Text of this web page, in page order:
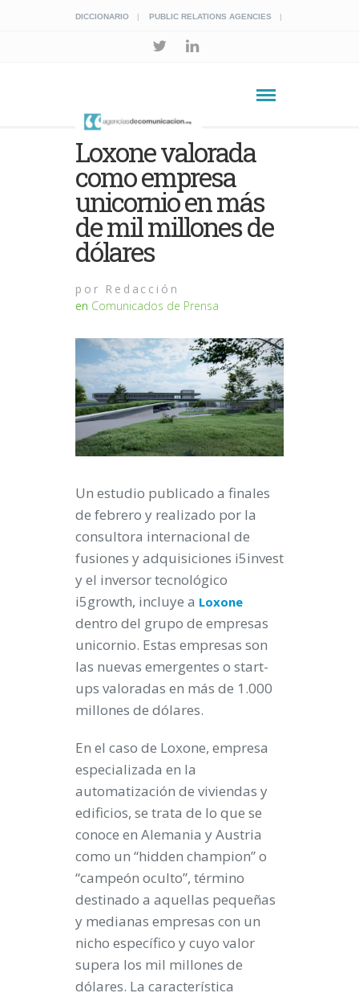
DICCIONARIO PUBLIC RELATIONS AGENCIES
Loxone valorada
como empresa
unicornio en más
de mil millones de
dólares
por Redacción
en Comunicados de Prensa
Un estudio publicado a finales
de febrero y realizado por la
consultora internacional de
fusiones y adquisiciones i5invest
y el inversor tecnológico
i5growth, incluye a Loxone
dentro del grupo de empresas
unicornio. Estas empresas son
las nuevas emergentes o start-
ups valoradas en más de 1.000
millones de dólares.
En el caso de Loxone, empresa
especializada en la
automatización de viviendas y
edificios, se trata de lo que se
conoce en Alemania y Austria
como un “hidden champion” o
“campeón oculto”, término
destinado a aquellas pequeñas
y medianas empresas con un
nicho específico y cuyo valor
supera los mil millones de
dólares. La característica